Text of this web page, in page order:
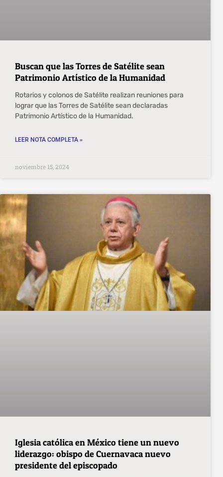
Buscan que las Torres de Satélite sean
Patrimonio Artístico de la Humanidad
Rotarios y colonos de Satélite realizan reuniones para
lograr que las Torres de Satélite sean declaradas
Patrimonio Artístico de la Humanidad.
LEER NOTA COMPLETA »
noviembre 15, 2024
Iglesia católica en México tiene un nuevo
liderazgo: obispo de Cuernavaca nuevo
presidente del episcopado